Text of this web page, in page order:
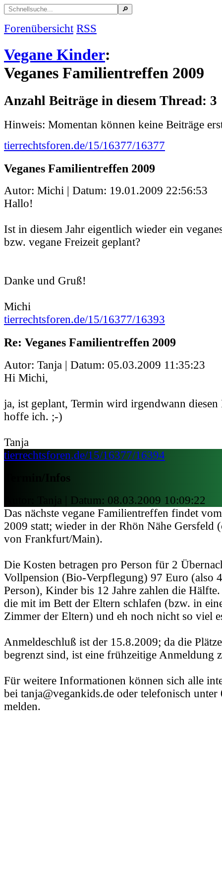
Forenübersicht RSS
Vegane Kinder:
Veganes Familientreffen 2009
Anzahl Beiträge in diesem Thread: 3
Hinweis: Momentan können keine Beiträge
tierrechtsforen.de/15/16377/16377
Veganes Familientreffen 2009
Autor: Michi | Datum: 19.01.2009 22:56:53
Hallo!
Ist in diesem Jahr eigentlich wieder ein
bzw. vegane Freizeit geplant?
Danke und Gruß!
Michi
tierrechtsforen.de/15/16377/16393
Re: Veganes Familientreffen 2009
Autor: Tanja | Datum: 05.03.2009 11:35:23
Hi Michi,
ja, ist geplant, Termin wird irgendwann diesen
hoffe ich. ;-)
Tanja
tierrechtsforen.de/15/16377/16394
Termin/Infos
Autor: Tanja | Datum: 08.03.2009 10:09:22
Das nächste vegane Familientreffen findet
2009 statt; wieder in der Rhön Nähe Gersfeld
von Frankfurt/Main).
Die Kosten betragen pro Person für 2
Vollpension (Bio-Verpflegung) 97 Euro (also
Person), Kinder bis 12 Jahre zahlen die
die mit im Bett der Eltern schlafen (bzw. in
Zimmer der Eltern) und eh noch nicht so viel
Anmeldeschluß ist der 15.8.2009; da die
begrenzt sind, ist eine frühzeitige Anmeldung
Für weitere Informationen können sich alle
bei tanja@vegankids.de oder telefonisch
melden.